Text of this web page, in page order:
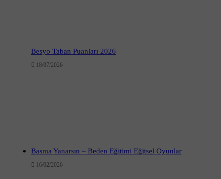
Besyo Taban Puanları 2026
18/07/2026
Basma Yanarsın – Beden Eğitimi Eğitsel Oyunlar
16/02/2026